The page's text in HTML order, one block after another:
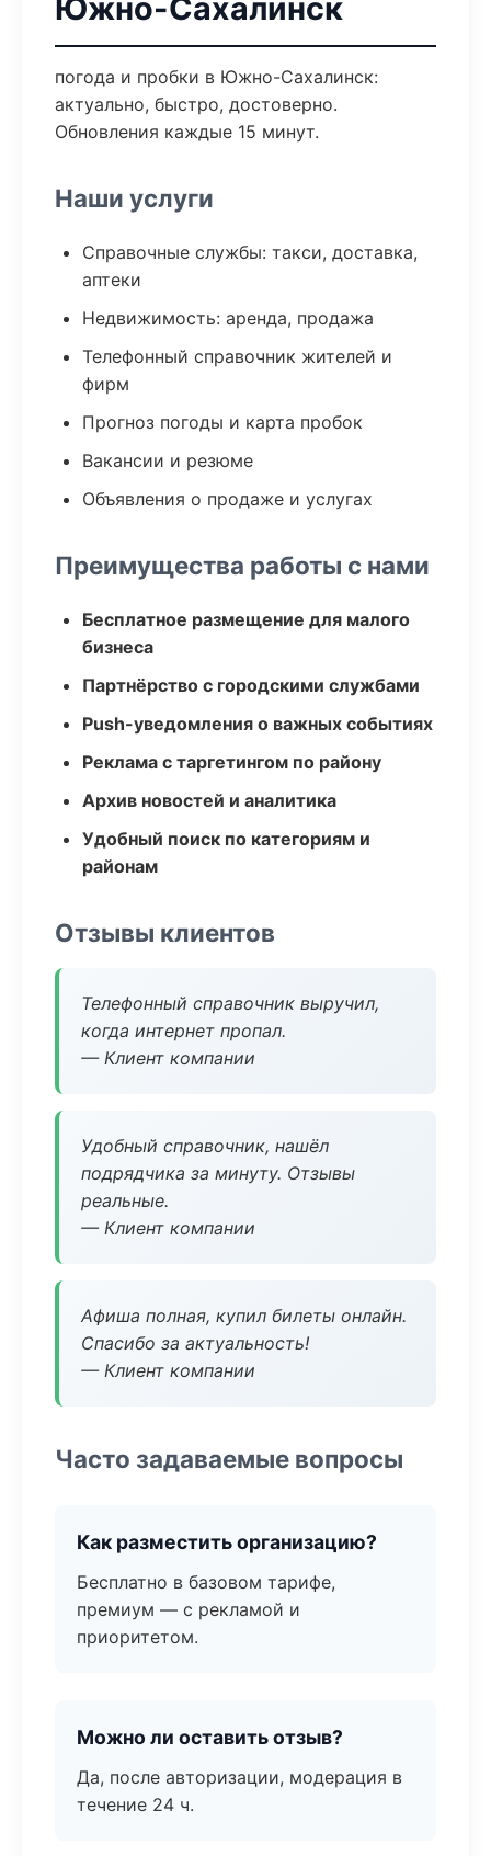
Южно-Сахалинск
погода и пробки в Южно-Сахалинск:
актуально, быстро, достоверно.
Обновления каждые 15 минут.
Наши услуги
Справочные службы: такси, доставка,
аптеки
Недвижимость: аренда, продажа
Телефонный справочник жителей и
фирм
Прогноз погоды и карта пробок
Вакансии и резюме
Объявления о продаже и услугах
Преимущества работы с нами
Бесплатное размещение для малого
бизнеса
Партнёрство с городскими службами
Push-уведомления о важных событиях
Реклама с таргетингом по району
Архив новостей и аналитика
Удобный поиск по категориям и
районам
Отзывы клиентов
Телефонный справочник выручил,
когда интернет пропал.
— Клиент компании
Удобный справочник, нашёл
подрядчика за минуту. Отзывы
реальные.
— Клиент компании
Афиша полная, купил билеты онлайн.
Спасибо за актуальность!
— Клиент компании
Часто задаваемые вопросы
Как разместить организацию?
Бесплатно в базовом тарифе,
премиум — с рекламой и
приоритетом.
Можно ли оставить отзыв?
Да, после авторизации, модерация в
течение 24 ч.